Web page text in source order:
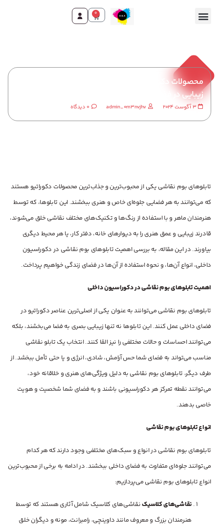
0
محصولات دکوراتیو ، تابلو بوم نقاشی: جلوه‌ای از هنر و
زیبایی در فضای زندگی
3 آگوست 2024 admin_0m3nvjhv 0 دیدگاه
تابلوهای بوم نقاشی یکی از محبوب‌ترین و جذاب‌ترین محصولات دکوراتیو هستند
که می‌توانند به هر فضایی جلوه‌ای خاص و هنری ببخشند. این تابلوها، که توسط
هنرمندان ماهر و با استفاده از رنگ‌ها و تکنیک‌های مختلف نقاشی خلق می‌شوند،
قادرند زیبایی و عمق هنری را به دیوارهای خانه، دفتر کار، یا هر محیط دیگری
بیاورند. در این مقاله، به بررسی اهمیت تابلوهای بوم نقاشی در دکوراسیون
داخلی، انواع آن‌ها، و نحوه استفاده از آن‌ها در فضای زندگی خواهیم پرداخت.
اهمیت تابلوهای بوم نقاشی در دکوراسیون داخلی
تابلوهای بوم نقاشی می‌توانند به عنوان یکی از اصلی‌ترین عناصر دکوراتیو در
فضای داخلی عمل کنند. این تابلوها نه تنها زیبایی بصری به فضا می‌بخشند، بلکه
می‌توانند احساسات و حالات مختلفی را نیز القا کنند. انتخاب یک تابلو نقاشی
مناسب می‌تواند به فضای شما حس آرامش، شادی، انرژی و یا حتی تأمل ببخشد. از
طرف دیگر، تابلوهای بوم نقاشی به دلیل ویژگی‌های هنری و خلاقانه خود،
می‌توانند نقطه تمرکز هر دکوراسیونی باشند و به فضای شما شخصیت و هویت
خاصی بدهند.
انواع تابلوهای بوم نقاشی
تابلوهای بوم نقاشی در انواع و سبک‌های مختلفی وجود دارند که هر کدام
می‌توانند جلوه‌ای متفاوت به فضای داخلی ببخشند. در ادامه به برخی از محبوب‌ترین
انواع تابلوهای بوم نقاشی می‌پردازیم:
نقاشی‌های کلاسیکنقاشی‌های کلاسیک شامل آثاری هستند که توسط
هنرمندان بزرگ و معروف مانند داوینچی، رامبرانت، مونه و دیگران خلق